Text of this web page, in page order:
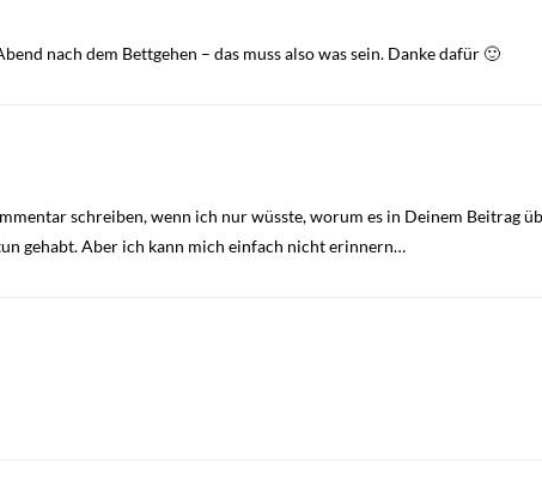
nach dem Bettgehen – das muss also was sein. Danke dafür 🙂
schreiben, wenn ich nur wüsste, worum es in Deinem Beitrag
gehabt. Aber ich kann mich einfach nicht erinnern…